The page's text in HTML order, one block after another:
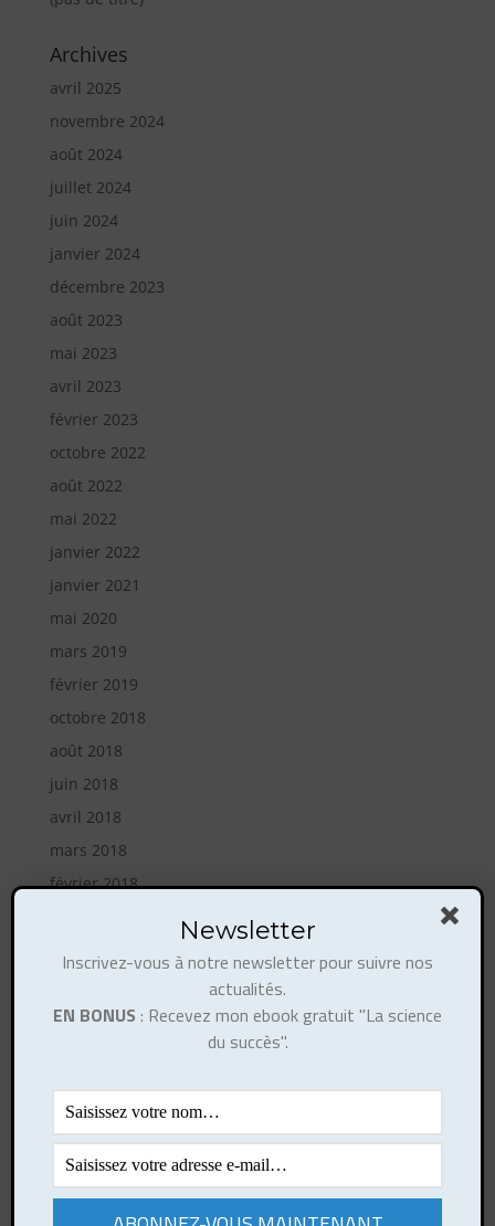
Archives
avril 2025
novembre 2024
août 2024
juillet 2024
juin 2024
janvier 2024
décembre 2023
août 2023
mai 2023
avril 2023
février 2023
octobre 2022
août 2022
mai 2022
janvier 2022
janvier 2021
mai 2020
mars 2019
février 2019
octobre 2018
août 2018
juin 2018
avril 2018
mars 2018
février 2018
août 2017
mai 2017
avril 2017
mars 2017
février 2017
Newsletter
Inscrivez-vous à notre newsletter pour suivre nos
actualités.
EN BONUS : Recevez mon ebook gratuit "La science
du succès".